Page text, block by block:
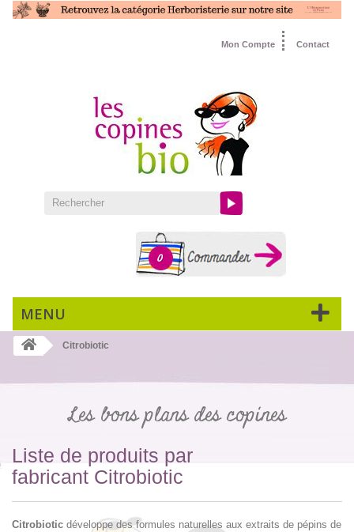
Contact
Mon Compte
0
MENU
Citrobiotic
Les bons plans des copines
Liste de produits par
fabricant Citrobiotic
Citrobiotic développe des formules naturelles aux extraits de pépins de